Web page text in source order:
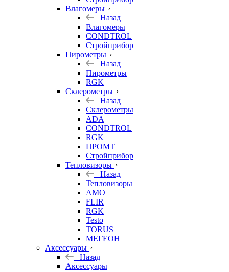
Влагомеры
Назад
Влагомеры
CONDTROL
Стройприбор
Пирометры
Назад
Пирометры
RGK
Склерометры
Назад
Склерометры
ADA
CONDTROL
RGK
ПРОМТ
Стройприбор
Тепловизоры
Назад
Тепловизоры
AMO
FLIR
RGK
Testo
TORUS
МЕГЕОН
Аксессуары
Назад
Аксессуары